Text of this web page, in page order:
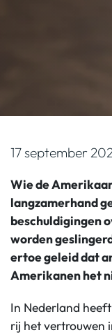
17 september
Wie de
langzamerhand
beschuldigingen
worden
ertoe geleid dat
Amerikanen het
In Nederland
rij het vertrouwen